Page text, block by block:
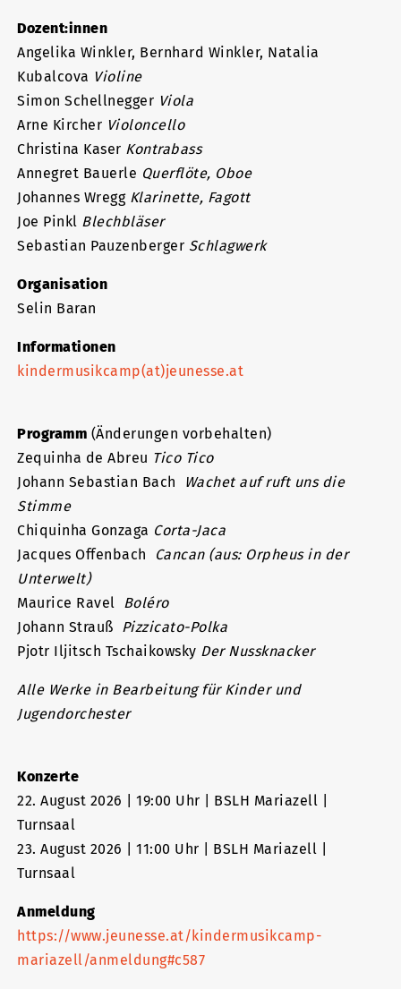
Dozent:innen
Angelika Winkler, Bernhard Winkler, Natalia
Kubalcova Violine
Simon Schellnegger Viola
Arne Kircher Violoncello
Christina Kaser Kontrabass
Annegret Bauerle Querflöte, Oboe
Johannes Wregg Klarinette, Fagott
Joe Pinkl Blechbläser
Sebastian Pauzenberger Schlagwerk
Organisation
Selin Baran
Informationen
kindermusikcamp(at)jeunesse.at
Programm (Änderungen vorbehalten)
Zequinha de Abreu Tico Tico
Johann Sebastian Bach
Wachet auf ruft uns die
Stimme
Chiquinha Gonzaga Corta-Jaca
Jacques Offenbach
Cancan (aus: Orpheus in der
Unterwelt)
Maurice Ravel Boléro
Johann Strauß Pizzicato-Polka
Pjotr Iljitsch Tschaikowsky Der Nussknacker
Alle Werke in Bearbeitung für Kinder und
Jugendorchester
Konzerte
22. August 2026 | 19:00 Uhr | BSLH Mariazell |
Turnsaal
23. August 2026 | 11:00 Uhr | BSLH Mariazell |
Turnsaal
Anmeldung
https://www.jeunesse.at/kindermusikcamp-
mariazell/anmeldung#c587